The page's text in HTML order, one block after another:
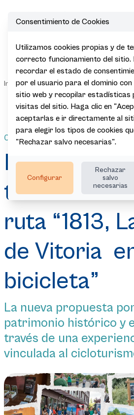
Inicio
Sala de
| Actualidad
03.07.2026
Presentada
terreno la
ruta “1813,
de Vitoria
bicicleta”
La nueva propuesta
patrimonio histórico y
través de una
vinculada al
Consentimiento de Cookies
Utilizamos cookies propias y de
correcto funcionamiento del sitio.
recordar el estado de
por el usuario para el dominio con
sitio web y recopilar estadísticas
visitas del sitio. Haga clic en
aceptarlas e ir directamente al
para elegir los tipos de cookies
"Rechazar salvo necesarias".
Configurar
Rechazar
salvo
necesarias